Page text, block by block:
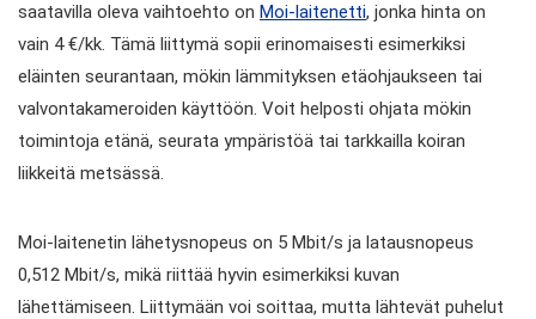
saatavilla oleva vaihtoehto on Moi-laitenetti, jonka hinta on
vain 4 €/kk. Tämä liittymä sopii erinomaisesti esimerkiksi
eläinten seurantaan, mökin lämmityksen etäohjaukseen tai
valvontakameroiden käyttöön. Voit helposti ohjata mökin
toimintoja etänä, seurata ympäristöä tai tarkkailla koiran
liikkeitä metsässä.
Moi-laitenetin lähetysnopeus on 5 Mbit/s ja latausnopeus
0,512 Mbit/s, mikä riittää hyvin esimerkiksi kuvan
lähettämiseen. Liittymään voi soittaa, mutta lähtevät puhelut